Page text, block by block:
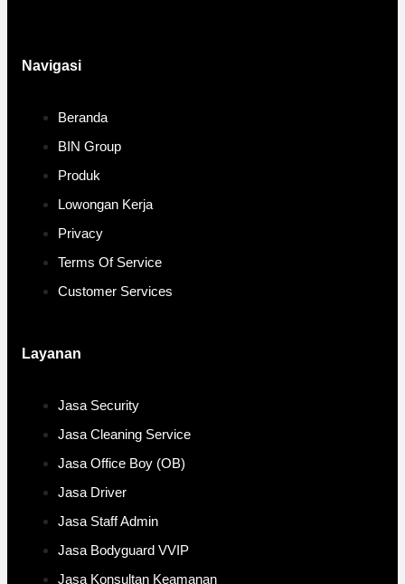
Navigasi
Beranda
BIN Group
Produk
Lowongan Kerja
Privacy
Terms Of Service
Customer Services
Layanan
Jasa Security
Jasa Cleaning Service
Jasa Office Boy (OB)
Jasa Driver
Jasa Staff Admin
Jasa Bodyguard VVIP
Jasa Konsultan Keamanan